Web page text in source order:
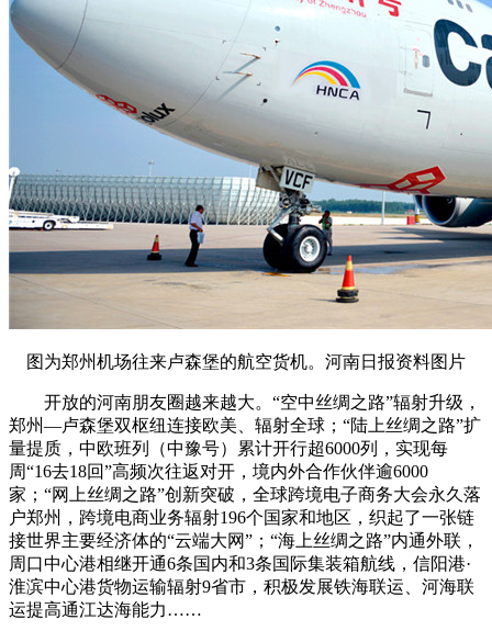
图为郑州机场往来卢森堡的航空货机。河南日报资料图片
开放的河南朋友圈越来越大。“空中丝绸之路”辐射升级，
郑州—卢森堡双枢纽连接欧美、辐射全球；“陆上丝绸之路”扩
量提质，中欧班列（中豫号）累计开行超6000列，实现每
周“16去18回”高频次往返对开，境内外合作伙伴逾6000
家；“网上丝绸之路”创新突破，全球跨境电子商务大会永久落
户郑州，跨境电商业务辐射196个国家和地区，织起了一张链
接世界主要经济体的“云端大网”；“海上丝绸之路”内通外联，
周口中心港相继开通6条国内和3条国际集装箱航线，信阳港·
淮滨中心港货物运输辐射9省市，积极发展铁海联运、河海联
运提高通江达海能力……